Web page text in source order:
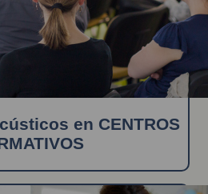
en CENTROS